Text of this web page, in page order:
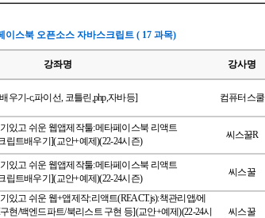
이스북 오픈소스 자바스크립트 ( 17 과목)
강좌명 강사명
우기-c,파이선, 코틀린,php,자바등] 컴퓨터스쿨
있고 쉬운 웹앱제작툴:메타페이스북 리액트
립트배우기](교안+예제)(22-24시즌)
씨스꿀R
있고 쉬운 웹앱제작툴:메타페이스북 리액트
립트배우기](교안+예제)(22-24시즌)
씨스꿀
있고 쉬운 웹+앱제작:리액트(REACT.js):책관리앱/에
현/백엔드파트/북리스트 구현 등](교안+예제)(22-24시
씨스꿀